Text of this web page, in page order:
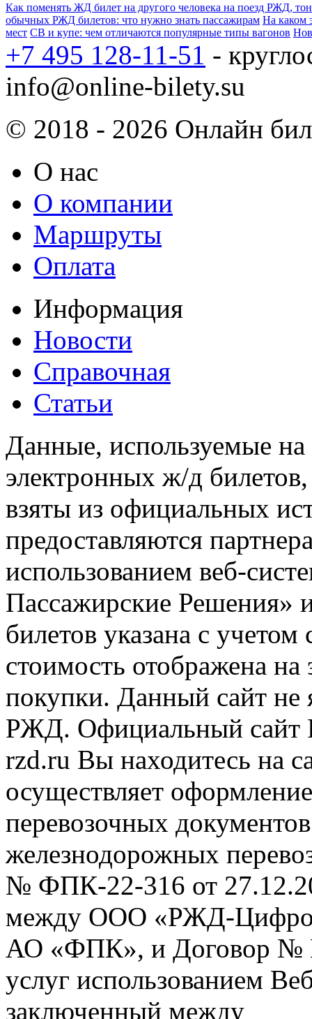
Как поменять ЖД билет на другого человека на поезд РЖД,
обычных РЖД билетов: что нужно знать пассажирам На каком
мест СВ и купе: чем отличаются популярные типы вагонов
+7 495 128-11-51 -
info@online-bilety.su
© 2018 - 2026 Онлайн
О нас
О компании
Маршруты
Оплата
Информация
Новости
Справочная
Статьи
Данные, используемые на
электронных ж/д
взяты из официальных
предоставляются
использованием веб-
Пассажирские
билетов указана с
стоимость отображена
покупки. Данный сайт не
РЖД. Официальный сайт
rzd.ru Вы находитесь на
осуществляет
перевозочных
железнодорожных
№ ФПК-22-316 от
между ООО «РЖД-
АО «ФПК», и Договор №
услуг использованием
заключенный между